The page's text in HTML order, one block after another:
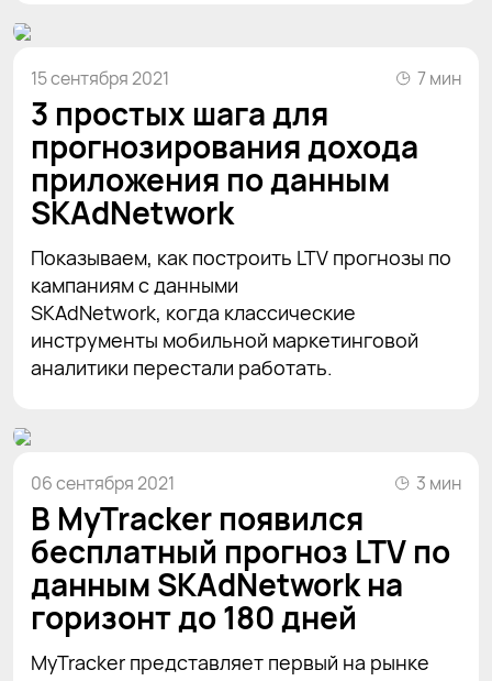
15 сентября 2021 7 мин
3 простых шага для
прогнозирования дохода
приложения по данным
SKAdNetwork
Показываем, как построить LTV прогнозы по
кампаниям с данными
SKAdNetwork, когда классические
инструменты мобильной маркетинговой
аналитики перестали работать.
06 сентября 2021 3 мин
В MyTracker появился
бесплатный прогноз LTV по
данным SKAdNetwork на
горизонт до 180 дней
MyTracker представляет первый на рынке